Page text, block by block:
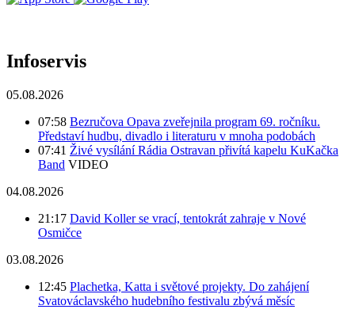
Infoservis
05.08.2026
07:58 Bezručova Opava zveřejnila program 69. ročníku.
Představí hudbu, divadlo i literaturu v mnoha podobách
07:41 Živé vysílání Rádia Ostravan přivítá kapelu KuKačka
Band VIDEO
04.08.2026
21:17 David Koller se vrací, tentokrát zahraje v Nové
Osmičce
03.08.2026
12:45 Plachetka, Katta i světové projekty. Do zahájení
Svatováclavského hudebního festivalu zbývá měsíc